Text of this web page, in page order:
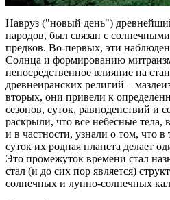
Навруз ("новый день")
народов, был связан с
предков. Во-первых, эти
Солнца и формированию
непосредственное влияние на
древнеиранских религий –
вторых, они привели к
сезонов, суток, равноденствий и
раскрыли, что все небесные
и в частности, узнали о том, что
суток их родная планета делает
Это промежуток времени стал
стал (и до сих пор является)
солнечных и лунно-солнечных